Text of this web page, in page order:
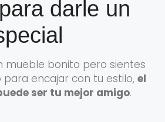
darle un
mueble bonito pero sientes
encajar con tu estilo, el
ser tu mejor amigo.